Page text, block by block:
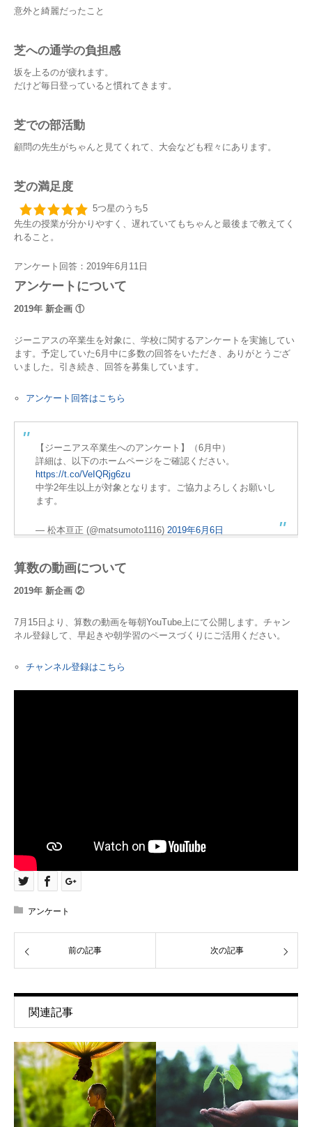
意外と綺麗だったこと
芝への通学の負担感
坂を上るのが疲れます。
だけど毎日登っていると慣れてきます。
芝での部活動
顧問の先生がちゃんと見てくれて、大会なども程々にあります。
芝の満足度
5つ星のうち5
先生の授業が分かりやすく、遅れていてもちゃんと最後まで教えてく
れること。
アンケート回答：2019年6月11日
アンケートについて
2019年 新企画 ①
ジーニアスの卒業生を対象に、学校に関するアンケートを実施してい
ます。予定していた6月中に多数の回答をいただき、ありがとうござ
いました。引き続き、回答を募集しています。
アンケート回答はこちら
【ジーニアス卒業生へのアンケート】（6月中）
詳細は、以下のホームページをご確認ください。
https://t.co/VeIQRjg6zu
中学2年生以上が対象となります。ご協力よろしくお願いし
ます。
— 松本亘正 (@matsumoto1116) 2019年6月6日
算数の動画について
2019年 新企画 ②
7月15日より、算数の動画を毎朝YouTube上にて公開します。チャン
ネル登録して、早起きや朝学習のペースづくりにご活用ください。
チャンネル登録はこちら
アンケート
前の記事 次の記事
関連記事